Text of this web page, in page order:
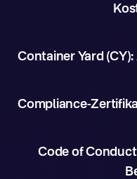
Container Yard
Compliance-
Code of